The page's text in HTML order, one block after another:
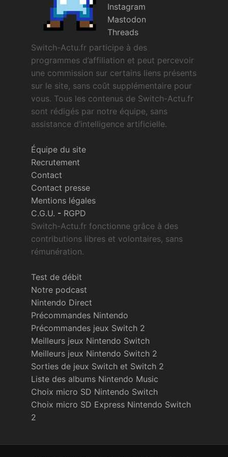
Instagram
Mastodon
Threads
Switch-Actu.fr participe à des
programmes d’affiliation et peut percevoir
une commission sur certains liens présents
sur le site, sans coût supplémentaire pour
vous. Tous les contenus de Switch-Actu.fr
sont rédigés par notre équipe, sans
assistance d’intelligence artificielle.
Équipe du site
Recrutement
Contact
Contact presse
Mentions légales
C.G.U. - RGPD
Switch-Actu.fr fonctionne grâce à des
contributions libres et volontaires, sans
rémunération.
Test de débit
Notre podcast
Nintendo Direct
Précommandes Nintendo
Précommandes jeux Switch 2
Meilleurs jeux Nintendo Switch
Meilleurs jeux Nintendo Switch 2
Sorties de jeux Switch et Switch 2
Liste des albums Nintendo Music
Choix micro SD Nintendo Switch
Choix micro SD Express Nintendo Switch
2